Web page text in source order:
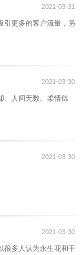
2021-03-31
引更多的客户流量，另
2021-03-30
、人间无数。柔情似
2021-03-30
2021-03-30
很多人认为永生花和干